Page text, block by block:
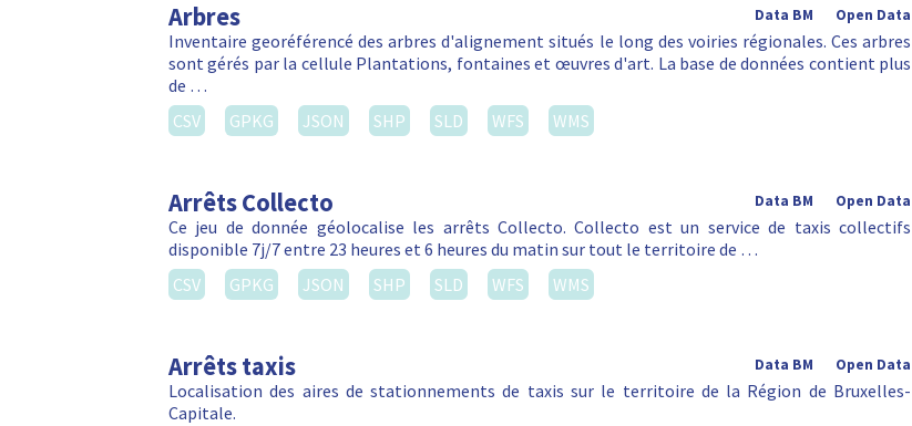
Arbres Open Data
Data BM
Inventaire georéférencé des arbres d'alignement situés le long des voiries régionales. Ces arbres
sont gérés par la cellule Plantations, fontaines et œuvres d'art. La base de données contient plus
de …
CSV
GPKG JSON SHP SLD WFS WMS
Arrêts Collecto Open Data
Data BM
Ce jeu de donnée géolocalise les arrêts Collecto. Collecto est un service de taxis collectifs
disponible 7j/7 entre 23 heures et 6 heures du matin sur tout le territoire de …
CSV
GPKG JSON SHP SLD WFS WMS
Arrêts taxis Open Data
Data BM
Localisation des aires de stationnements de taxis sur le territoire de la Région de Bruxelles-
Capitale.